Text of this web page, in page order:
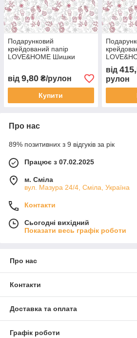
Подарунковий
крейдований папір
LOVE&HOME Шишки
від 9,80 ₴/рулон
Купити
0,7х30 м
від
рулон
Про нас
89% позитивних з 9 відгуків за рік
Працює з 07.02.2025
м. Сміла
вул. Мазура 24/4, Сміла, Україна
Контакти
Сьогодні вихідний
Показати весь графік роботи
Про нас
Контакти
Доставка та оплата
Графік роботи